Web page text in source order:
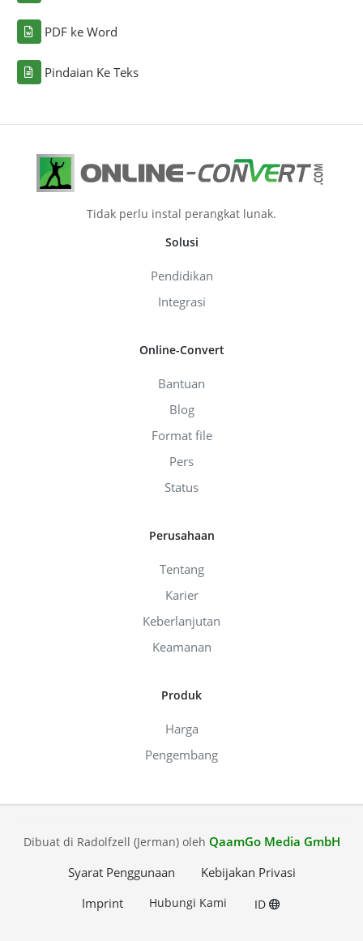
PDF ke Word
Pindaian Ke Teks
Tidak perlu instal perangkat lunak.
Solusi
Pendidikan
Integrasi
Online-Convert
Bantuan
Blog
Format file
Pers
Status
Perusahaan
Tentang
Karier
Keberlanjutan
Keamanan
Produk
Harga
Pengembang
Dibuat di Radolfzell (Jerman) oleh QaamGo Media GmbH
Syarat Penggunaan
Kebijakan Privasi
Imprint
Hubungi Kami ID